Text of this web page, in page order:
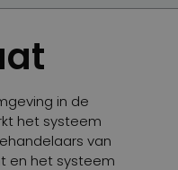
in de
het systeem
van
en het systeem